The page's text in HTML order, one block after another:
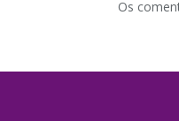
Os